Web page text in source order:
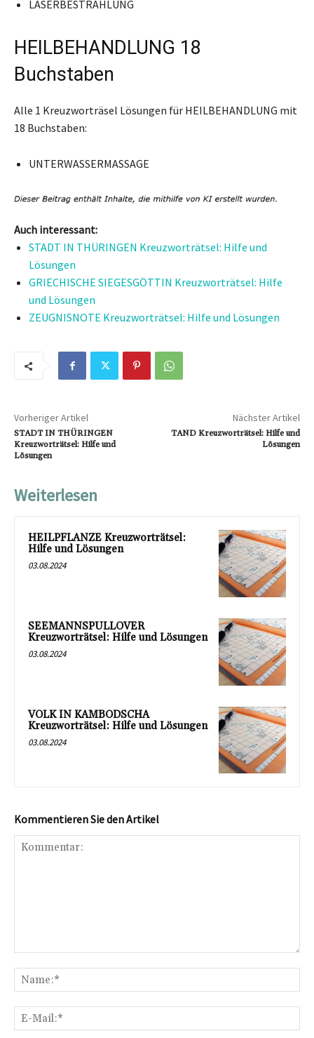
LASERBESTRAHLUNG
HEILBEHANDLUNG 18
Buchstaben
Alle 1 Kreuzworträsel Lösungen für HEILBEHANDLUNG mit
18 Buchstaben:
UNTERWASSERMASSAGE
Auch interessant:
STADT IN THÜRINGEN Kreuzworträtsel: Hilfe und
Lösungen
GRIECHISCHE SIEGESGÖTTIN Kreuzworträtsel: Hilfe
und Lösungen
ZEUGNISNOTE Kreuzworträtsel: Hilfe und Lösungen
Vorheriger Artikel
STADT IN THÜRINGEN
Kreuzworträtsel: Hilfe und
Lösungen
Nächster Artikel
TAND Kreuzworträtsel: Hilfe und
Lösungen
Weiterlesen
HEILPFLANZE Kreuzworträtsel:
Hilfe und Lösungen
03.08.2024
SEEMANNSPULLOVER
Kreuzworträtsel: Hilfe und Lösungen
03.08.2024
VOLK IN KAMBODSCHA
Kreuzworträtsel: Hilfe und Lösungen
03.08.2024
Kommentieren Sie den Artikel